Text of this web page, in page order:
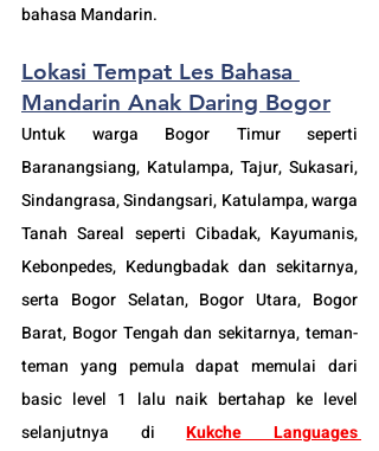
bahasa Mandarin.
Lokasi Tempat Les Bahasa
Mandarin Anak Daring Bogor
Untuk warga Bogor Timur seperti
Baranangsiang, Katulampa, Tajur, Sukasari,
Sindangrasa, Sindangsari, Katulampa, warga
Tanah Sareal seperti Cibadak, Kayumanis,
Kebonpedes, Kedungbadak dan sekitarnya,
serta Bogor Selatan, Bogor Utara, Bogor
Barat, Bogor Tengah dan sekitarnya, teman-
teman yang pemula dapat memulai dari
basic level 1 lalu naik bertahap ke level
selanjutnya di Kukche Languages